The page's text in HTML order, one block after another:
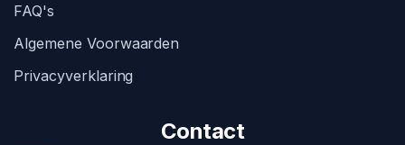
FAQ's
Algemene Voorwaarden
Privacyverklaring
Contact